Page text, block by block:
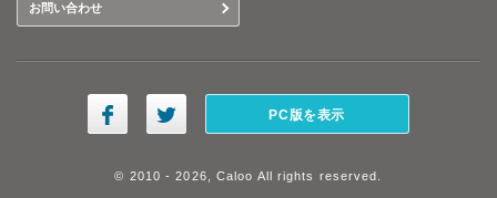
お問い合わせ
PC版を表示
© 2010 - 2026, Caloo All rights reserved.